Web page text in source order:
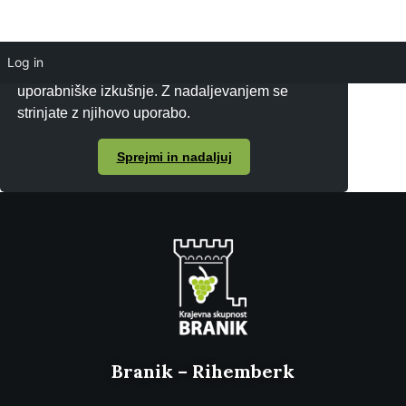
Piškotke uporabljamo za zagotavljanje boljše
uporabniške izkušnje. Z nadaljevanjem se
strinjate z njihovo uporabo.
Sprejmi in nadaljuj
Branik – Rihemberk
Log in